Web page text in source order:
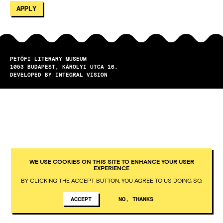
PETŐFI LITERARY MUSEUM
1053
BUDAPEST
KÁROLYI UTCA 16.
DEVELOPED BY INTEGRAL VISION
WE USE COOKIES ON THIS SITE TO ENHANCE YOUR USER
EXPERIENCE
BY CLICKING THE ACCEPT BUTTON, YOU AGREE TO US DOING SO.
ACCEPT NO, THANKS